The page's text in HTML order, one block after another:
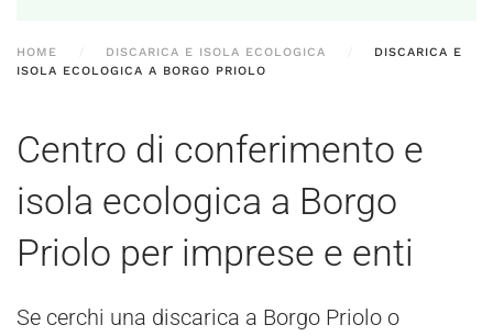
HOME DISCARICA E ISOLA ECOLOGICA
DISCARICA E
ISOLA ECOLOGICA A BORGO PRIOLO
Centro di conferimento e
isola ecologica a Borgo
Priolo per imprese e enti
Se cerchi una discarica a Borgo Priolo o